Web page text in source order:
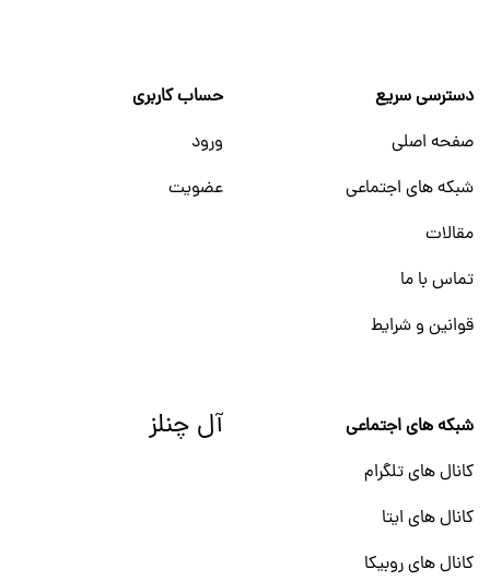
دسترسی سریع
صفحه اصلی
شبکه های اجتماعی
مقالات
تماس با ما
قوانین و شرایط
حساب کاربری
ورود
عضویت
شبکه های اجتماعی
کانال های تلگرام
کانال های ایتا
کانال های روبیکا
آل چنلز